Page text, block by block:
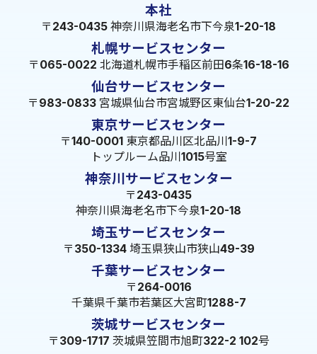
本社
〒243-0435 神奈川県海老名市下今泉1-20-18
札幌サービスセンター
〒065-0022 北海道札幌市手稲区前田6条16-18-16
仙台サービスセンター
〒983-0833 宮城県仙台市宮城野区東仙台1-20-22
東京サービスセンター
〒140-0001 東京都品川区北品川1-9-7
トップルーム品川1015号室
神奈川サービスセンター
〒243-0435
神奈川県海老名市下今泉1-20-18
埼玉サービスセンター
〒350-1334 埼玉県狭山市狭山49-39
千葉サービスセンター
〒264-0016
千葉県千葉市若葉区大宮町1288-7
茨城サービスセンター
〒309-1717 茨城県笠間市旭町322-2 102号